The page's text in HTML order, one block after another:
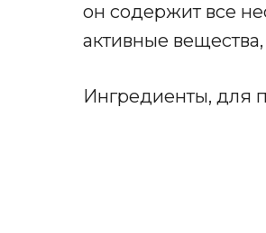
он содержит все
активные
Ингредиенты, для